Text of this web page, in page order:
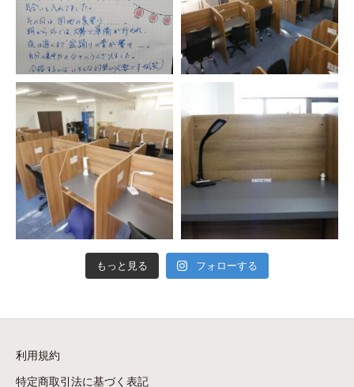
もっと見る フォローする
利用規約
特定商取引法に基づく表記